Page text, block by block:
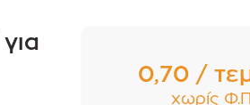
0,70 /
χωρίς